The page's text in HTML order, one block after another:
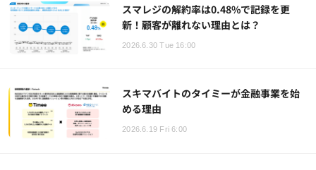
スマレジの解約率は0.48%で記録を更
新！顧客が離れない理由とは？
2026.6.30 Tue 16:00
スキマバイトのタイミーが金融事業を始
める理由
2026.6.19 Fri 6:00